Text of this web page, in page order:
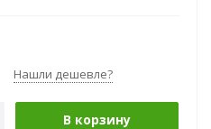
Нашли дешевле?
В корзину